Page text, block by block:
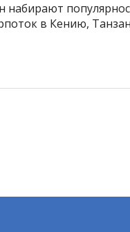
набирают
в Кению,